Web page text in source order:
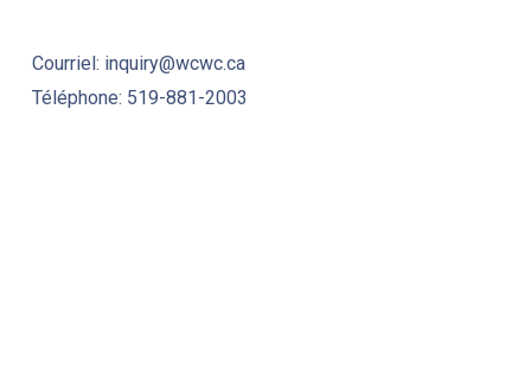
Courriel: inquiry@wcwc.ca
Téléphone: 519-881-2003